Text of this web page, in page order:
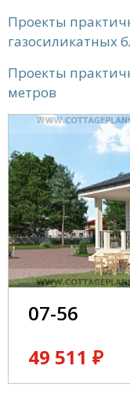
Проекты
газосиликатных
Проекты
метров
07-56
49 511 ₽